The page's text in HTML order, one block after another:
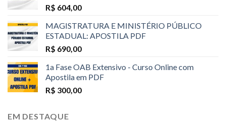
R$ 604,00
MAGISTRATURA E MINISTÉRIO PÚBLICO
ESTADUAL: APOSTILA PDF
R$ 690,00
1a Fase OAB Extensivo - Curso Online com
Apostila em PDF
R$ 300,00
EM DESTAQUE